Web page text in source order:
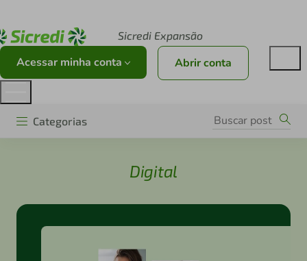
Sicredi Expansão
Acessar minha conta Abrir conta
Categorias
Digital